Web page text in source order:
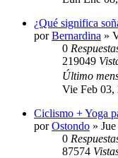
¿Qué significa
porBernardina »
0
219049
Último
Vie Feb 03,
Ciclismo + Yoga
porOstondo »
0
87574